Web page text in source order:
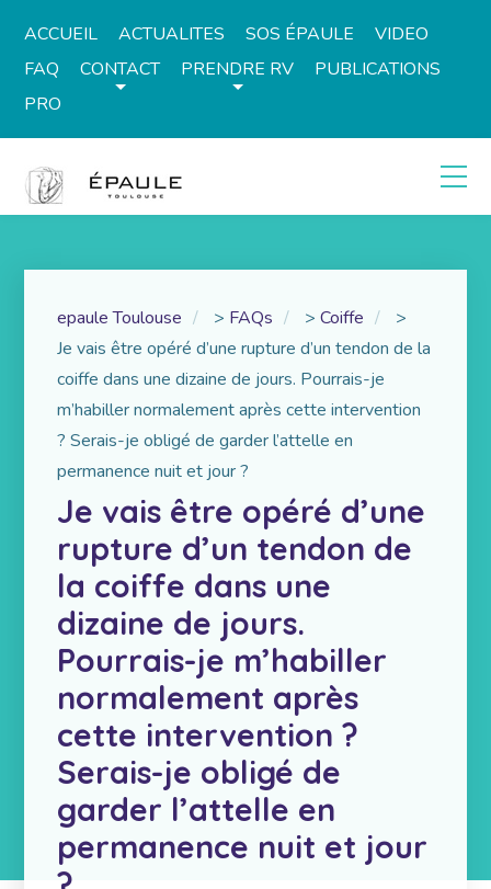
ACCUEIL ACTUALITES SOS ÉPAULE
VIDEO
FAQ
CONTACT PRENDRE RV
PUBLICATIONS
PRO
epaule Toulouse > FAQs >Coiffe
>
Je vais être opéré d’une rupture d’un tendon de la
coiffe dans une dizaine de jours. Pourrais-je
m’habiller normalement après cette intervention
? Serais-je obligé de garder l’attelle en
permanence nuit et jour ?
Je vais être opéré d’une
rupture d’un tendon de
la coiffe dans une
dizaine de jours.
Pourrais-je m’habiller
normalement après
cette intervention ?
Serais-je obligé de
garder l’attelle en
permanence nuit et jour